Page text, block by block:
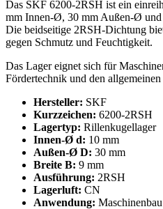
Das SKF 6200-2RSH ist ein
mm Innen-Ø, 30 mm Außen-Ø
Die beidseitige 2RSH-Dichtung
gegen Schmutz und Feuchtigkeit.
Das Lager eignet sich für
Fördertechnik und den
Hersteller: SKF
Kurzzeichen: 6200-2RSH
Lagertyp: Rillenkugellager
Innen-Ø d: 10 mm
Außen-Ø D: 30 mm
Breite B: 9 mm
Ausführung: 2RSH
Lagerluft: CN
Anwendung: